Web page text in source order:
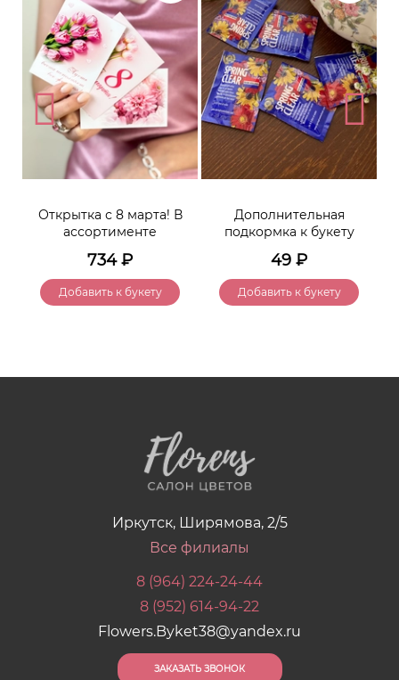
Открытка с 8 марта! В
ассортименте
734₽
Добавить к букету
Дополнительная
подкормка к букету
49 ₽
Добавить к букету
Иркутск, Ширямова, 2/5
Все филиалы
8 (964) 224-24-44
8 (952) 614-94-22
Flowers.Byket38@yandex.ru
ЗАКАЗАТЬ ЗВОНОК